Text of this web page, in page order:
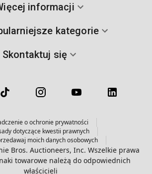
informacji
kategorie
Skontaktuj się
o ochronie prywatności
dotyczące kwestii prawnych
moich danych osobowych
Bros. Auctioneers, Inc. Wszelkie prawa
towarowe należą do odpowiednich
właścicieli